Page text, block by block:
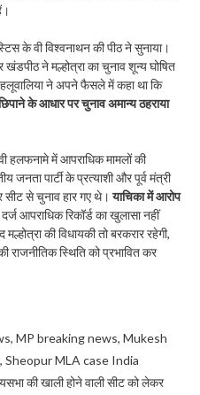
के वी विश्वनाथन की पीठ ने सुनाया।
ने मल्होत्रा का चुनाव शून्य घोषित
ने अपने फैसले में कहा था कि
के आधार पर चुनाव अमान्य ठहराया
हलफनामे में आपराधिक मामलों की
जनता पार्टी के प्रत्याशी और पूर्व मंत्री
सीट से चुनाव हार गए थे।याचिका में आरोप
आपराधिक रिकॉर्ड का खुलासा नहीं
की विधायकी तो बरकरार रहेगी,
राजनीतिक स्थिति को प्रभावित कर
,MP breaking news,Mukesh
, Sheopur MLA case India
की खाली होने वाली सीट को लेकर